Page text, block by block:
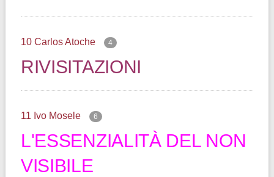
10 Carlos Atoche 4
RIVISITAZIONI
11 Ivo Mosele 6
L'ESSENZIALITÀ DEL NON
VISIBILE